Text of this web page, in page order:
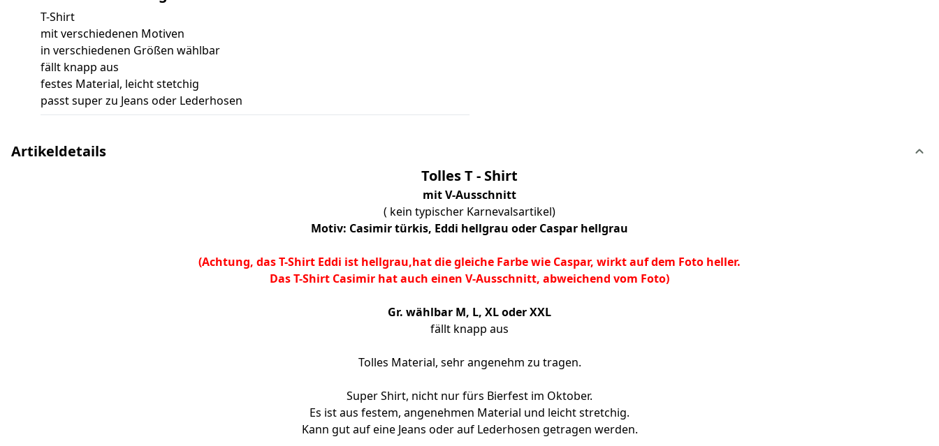
T-Shirt
mit verschiedenen Motiven
in verschiedenen Größen wählbar
fällt knapp aus
festes Material, leicht stetchig
passt super zu Jeans oder Lederhosen
Artikeldetails
Tolles T - Shirt
mit V-Ausschnitt
( kein typischer Karnevalsartikel)
Motiv: Casimir türkis, Eddi hellgrau oder Caspar hellgrau
(Achtung, das T-Shirt Eddi ist hellgrau,hat die gleiche Farbe wie Caspar, wirkt auf dem Foto heller.
Das T-Shirt Casimir hat auch einen V-Ausschnitt, abweichend vom Foto)
Gr. wählbar M, L, XL oder XXL
fällt knapp aus
Tolles Material, sehr angenehm zu tragen.
Super Shirt, nicht nur fürs Bierfest im Oktober.
Es ist aus festem, angenehmen Material und leicht stretchig.
Kann gut auf eine Jeans oder auf Lederhosen getragen werden.